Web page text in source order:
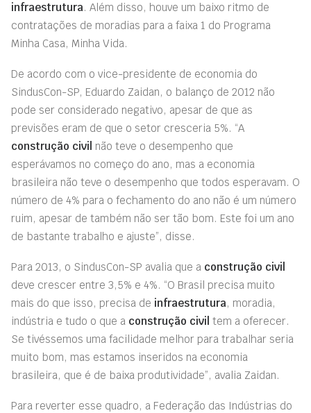
infraestrutura. Além disso, houve um baixo ritmo de
contratações de moradias para a faixa 1 do Programa
Minha Casa, Minha Vida.
De acordo com o vice-presidente de economia do
SindusCon-SP, Eduardo Zaidan, o balanço de 2012 não
pode ser considerado negativo, apesar de que as
previsões eram de que o setor cresceria 5%. “A
construção civil não teve o desempenho que
esperávamos no começo do ano, mas a economia
brasileira não teve o desempenho que todos esperavam. O
número de 4% para o fechamento do ano não é um número
ruim, apesar de também não ser tão bom. Este foi um ano
de bastante trabalho e ajuste”, disse.
Para 2013, o SindusCon-SP avalia que a construção civil
deve crescer entre 3,5% e 4%. “O Brasil precisa muito
mais do que isso, precisa de infraestrutura, moradia,
indústria e tudo o que a construção civil tem a oferecer.
Se tivéssemos uma facilidade melhor para trabalhar seria
muito bom, mas estamos inseridos na economia
brasileira, que é de baixa produtividade”, avalia Zaidan.
Para reverter esse quadro, a Federação das Indústrias do